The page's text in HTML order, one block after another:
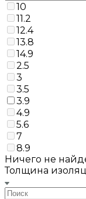
10
11.2
12.4
13.8
14.9
2.5
3
3.5
3.9
4.9
5.6
7
8.9
Ничего не
Толщина